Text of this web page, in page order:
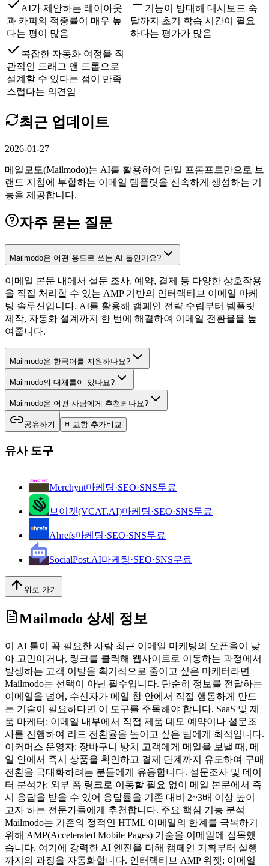
AI가 제안하는 레이아웃
과 카피의 적중률이 매우 높
다는 평이 많음
기능이 방대해 대시보드 숙
달까지 초기 학습 시간이 필요
하다는 평가가 많음
복잡한 자동화 여정을 직
관적인 드래그 앤 드롭으로
설계할 수 있다는 점이 만족
스럽다는 의견임
—
최근 업데이트
2026-01-27
메일모도(Mailmodo)는 AI를 활용하여 단일 프롬프트만으로 브
랜드 지침에 부합하는 이메일 템플릿을 신속하게 생성하는 기
능을 제공합니다.
자주 묻는 질문
Mailmodo은 어떤 용도로 쓰는 AI 툴인가요?
이메일 본문 내에서 설문 조사, 예약, 결제 등 다양한 상호작용
을 직접 처리할 수 있는 AMP 기반의 인터랙티브 이메일 마케
팅 솔루션입니다. AI를 활용해 캠페인 전략 수립부터 템플릿
제작, 자동화 설계까지 한 번에 해결하여 이메일 전환율을 높
여줍니다.
Mailmodo은 한국어를 지원하나요?
Mailmodo의 대체툴이 있나요?
Mailmodo은 어떤 사람에게 추천되나요?
공유하기 비교함 추가비교
유사 도구
Merchynt마케팅·SEO·SNS무료
브이캣(VCAT.AI)마케팅·SEO·SNS무료
Ahrefs마케팅·SEO·SNS무료
SocialPost.AI마케팅·SEO·SNS무료
위로 가기
Mailmodo 상세 정보
이 AI 툴이 꼭 필요한 사람 최근 이메일 마케팅의 오픈율이 낮
아 고민이거나, 링크를 클릭해 웹사이트로 이동하는 과정에서
발생하는 고객 이탈을 획기적으로 줄이고 싶은 마케터라면
Mailmodo는 선택이 아닌 필수입니다. 단순히 정보를 전달하는
이메일을 넘어, 수신자가 메일 창 안에서 직접 행동하게 만드
는 기술이 필요하다면 이 도구를 주목해야 합니다. SaaS 및 제
품 마케터: 이메일 내부에서 직접 제품 데모 예약이나 설문조
사를 진행하여 리드 전환율을 높이고 싶은 팀에게 최적입니다.
이커머스 운영자: 장바구니 방치 고객에게 메일을 보낼 때, 메
일 안에서 즉시 상품을 확인하고 결제 단계까지 유도하여 구매
전환을 극대화하려는 분들에게 유용합니다. 설문조사 및 데이
터 분석가: 외부 폼 링크로 이동할 필요 없이 메일 본문에서 즉
시 응답을 받을 수 있어 응답률을 기존 대비 2~3배 이상 높이
고자 하는 전문가들에게 추천합니다. 주요 핵심 기능 분석
Mailmodo는 기존의 정적인 HTML 이메일의 한계를 극복하기
위해 AMP(Accelerated Mobile Pages) 기술을 이메일에 접목했
습니다. 여기에 강력한 AI 엔진을 더해 캠페인 기획부터 실행
까지의 과정을 자동화합니다. 인터랙티브 AMP 위젯: 이메일